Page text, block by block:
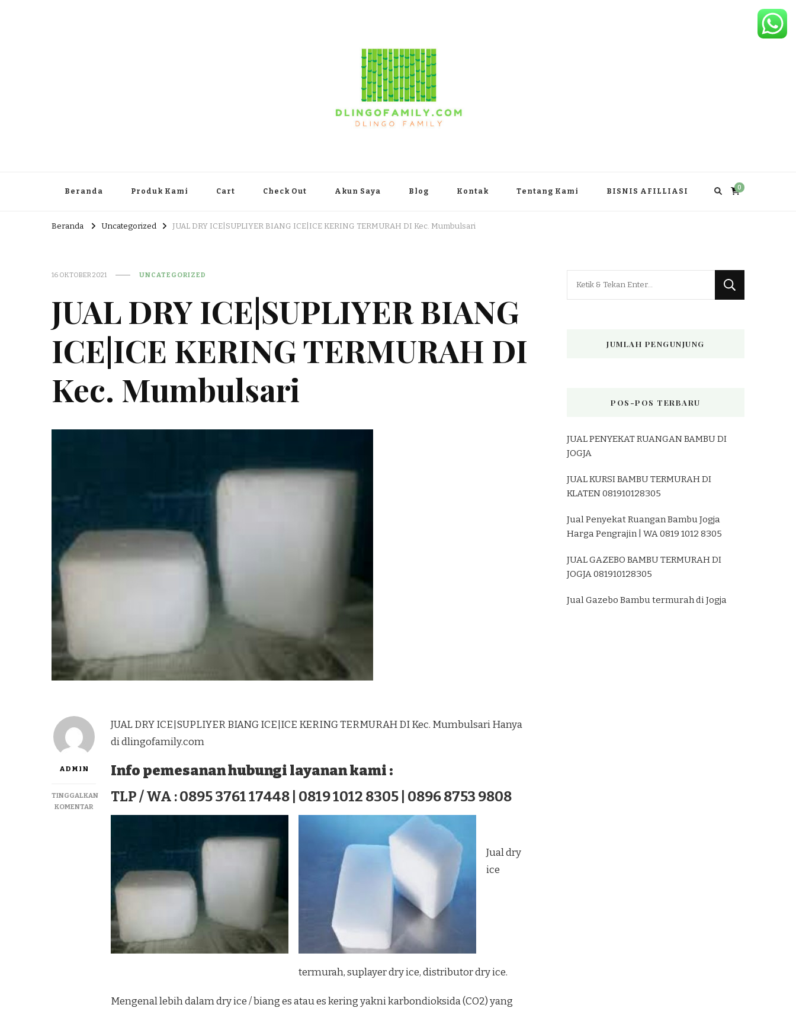
Beranda Produk Kami Cart Check Out Akun Saya Blog Kontak Tentang Kami BISNIS AFILLIASI 0
Beranda Uncategorized JUAL DRY ICE|SUPLIYER BIANG ICE|ICE KERING TERMURAH DI Kec. Mumbulsari
16 OKTOBER 2021 UNCATEGORIZED
JUAL DRY ICE|SUPLIYER BIANG
ICE|ICE KERING TERMURAH DI
Kec. Mumbulsari
ADMIN
TINGGALKAN
KOMENTARPADA
TERMURAH
MUMBULSARI
JUAL DRY ICE|SUPLIYER BIANG ICE|ICE KERING TERMURAH DI Kec. Mumbulsari Hanya
di dlingofamily.com
Info pemesanan hubungi layanan kami :
TLP / WA : 0895 3761 17448 | 0819 1012 8305 | 0896 8753 9808
Jual dry
ice
termurah, suplayer dry ice, distributor dry ice.
Mengenal lebih dalam dry ice / biang es atau es kering yakni karbondioksida (CO2) yang
JUMLAH PENGUNJUNG
POS-POS TERBARU
JUAL PENYEKAT RUANGAN BAMBU DI
JOGJA
JUAL KURSI BAMBU TERMURAH DI
KLATEN 081910128305
Jual Penyekat Ruangan Bambu Jogja
Harga Pengrajin | WA 0819 1012 8305
JUAL GAZEBO BAMBU TERMURAH DI
JOGJA 081910128305
Jual Gazebo Bambu termurah di Jogja